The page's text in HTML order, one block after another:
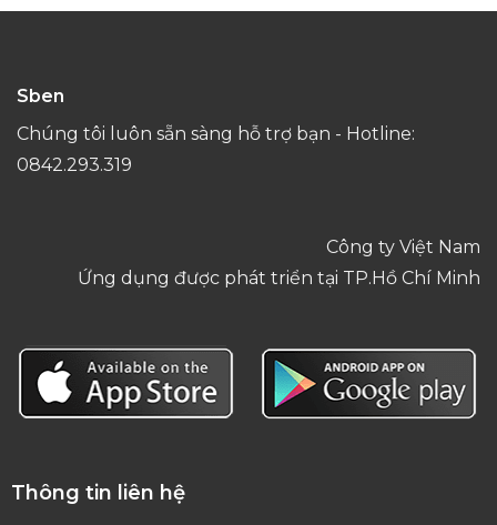
Sben
Chúng tôi luôn sẵn sàng hỗ trợ bạn - Hotline:
0842.293.319
Công ty Việt Nam
Ứng dụng được phát triển tại TP.Hồ Chí Minh
Thông tin liên hệ